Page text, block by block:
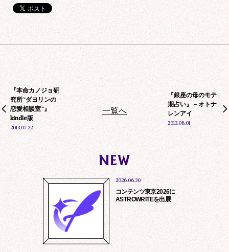
『本命カノジョ研
究所~ダヨリンの
恋愛相談室~』
kindle版
2013.07.22
一覧へ
『銀座の母のモテ
期占い』 - オトナ
レンアイ
2013.08.01
2026.06.30
コンテンツ東京2026に
ASTROWRITEを出展